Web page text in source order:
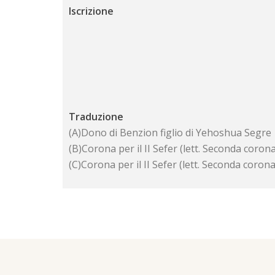
Iscrizione
Traduzione
(A)Dono di Benzion figlio di Yehoshua Segre
(B)Corona per il II Sefer (lett. Seconda
(C)Corona per il II Sefer (lett. Seconda